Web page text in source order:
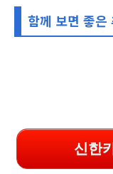
함께 보면 좋은
신한